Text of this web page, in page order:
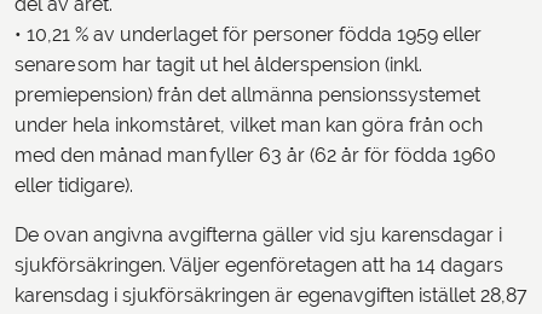
del av året.
• 10,21 % av underlaget för personer födda 1959 eller
senare som har tagit ut hel ålderspension (inkl.
premiepension) från det allmänna pensionssystemet
under hela inkomståret, vilket man kan göra från och
med den månad man fyller 63 år (62 år för födda 1960
eller tidigare).
De ovan angivna avgifterna gäller vid sju karensdagar i
sjukförsäkringen. Väljer egenföretagen att ha 14 dagars
karensdag i sjukförsäkringen är egenavgiften istället 28,87